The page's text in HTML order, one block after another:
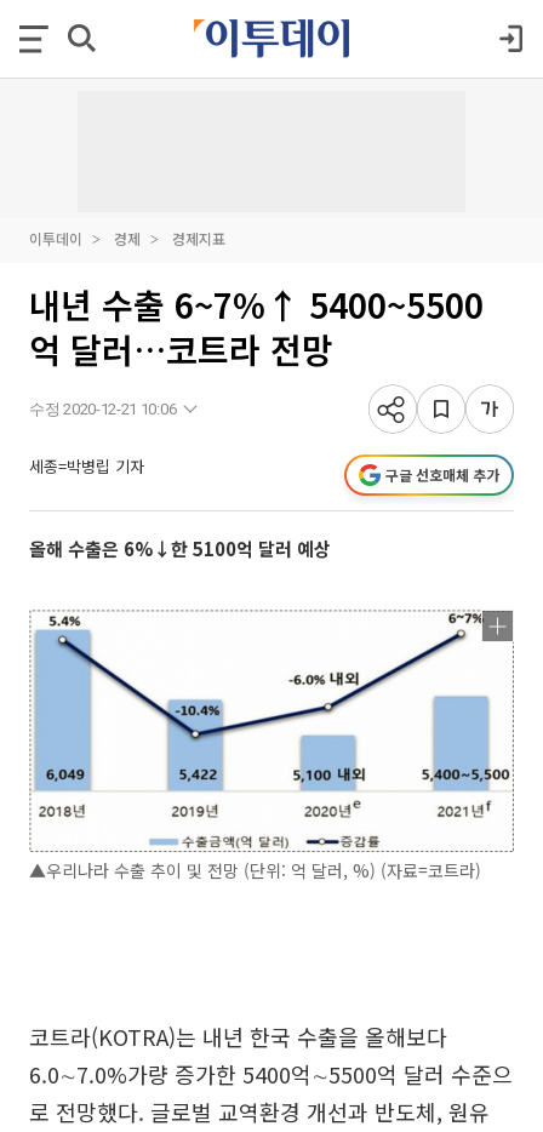
이투데이 경제 경제지표
내년 수출 6~7%↑ 5400~5500
억 달러…코트라 전망
수정 2020-12-21 10:06
세종=박병립 기자 구글 선호매체 추가
올해 수출은 6%↓한 5100억 달러 예상
▲우리나라 수출 추이 및 전망 (단위: 억 달러, %) (자료=코트라)
코트라(KOTRA)는 내년 한국 수출을 올해보다
6.0∼7.0%가량 증가한 5400억∼5500억 달러 수준으
로 전망했다. 글로벌 교역환경 개선과 반도체, 원유